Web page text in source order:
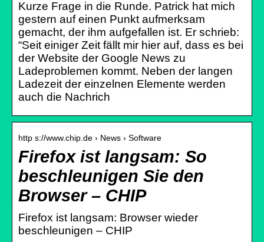
Kurze Frage in die Runde. Patrick hat mich
gestern auf einen Punkt aufmerksam
gemacht, der ihm aufgefallen ist. Er schrieb:
“Seit einiger Zeit fällt mir hier auf, dass es bei
der Website der Google News zu
Ladeproblemen kommt. Neben der langen
Ladezeit der einzelnen Elemente werden
auch die Nachrich
http s://www.chip.de › News › Software
Firefox ist langsam: So
beschleunigen Sie den
Browser – CHIP
Firefox ist langsam: Browser wieder
beschleunigen – CHIP